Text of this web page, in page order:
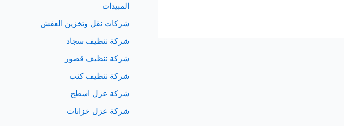
المبيدات
شركات نقل وتخزين العفش
شركة تنظيف سجاد
شركة تنظيف قصور
شركة تنظيف كنب
شركة عزل اسطح
شركة عزل خزانات